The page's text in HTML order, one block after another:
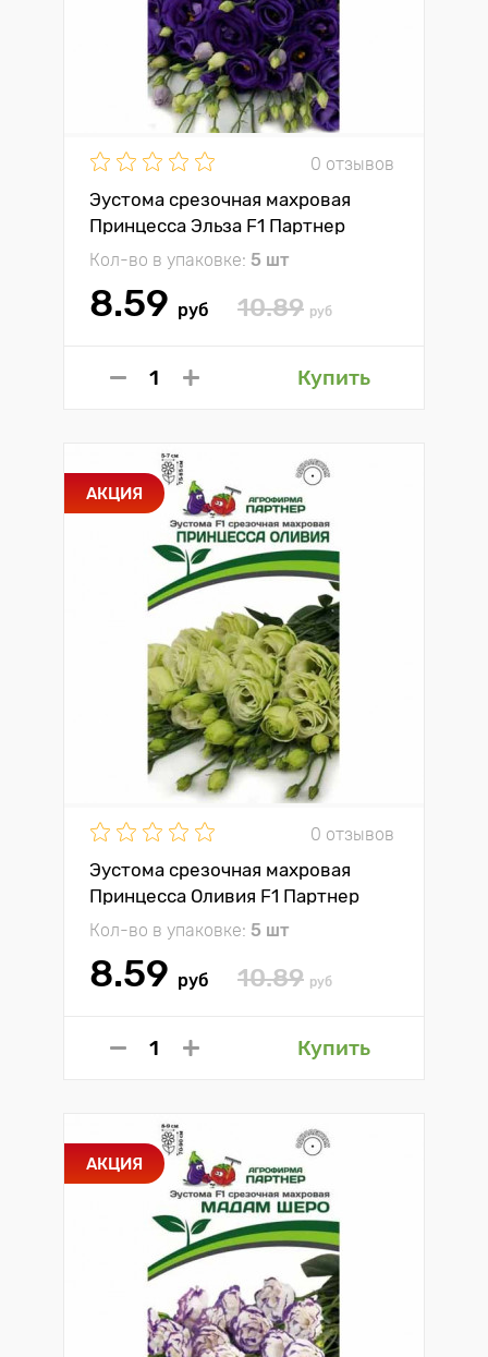
0 отзывов
Эустома срезочная махровая
Принцесса Эльза F1 Партнер
Кол-во в упаковке: 5 шт
8.59 руб 10.89 руб
Купить
АКЦИЯ
0 отзывов
Эустома срезочная махровая
Принцесса Оливия F1 Партнер
Кол-во в упаковке: 5 шт
8.59 руб 10.89 руб
Купить
АКЦИЯ